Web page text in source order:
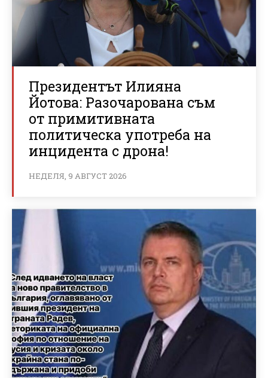
Президентът Илияна
Йотова: Разочарована съм
от примитивната
политическа употреба на
инцидента с дрона!
НЕДЕЛЯ, 9 АВГУСТ 2026